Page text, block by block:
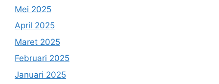
Mei 2025
April 2025
Maret 2025
Februari 2025
Januari 2025